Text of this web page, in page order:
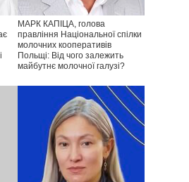
МАРК КАПІЦА, голова
правління Національної спілки
молочних кооперативів
Польщі: Від чого залежить
майбутнє молочної галузі?